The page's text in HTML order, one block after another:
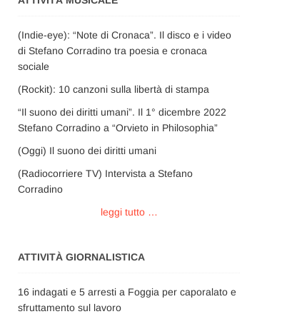
(Indie-eye): “Note di Cronaca”. Il disco e i video
di Stefano Corradino tra poesia e cronaca
sociale
(Rockit): 10 canzoni sulla libertà di stampa
“Il suono dei diritti umani”. Il 1° dicembre 2022
Stefano Corradino a “Orvieto in Philosophia”
(Oggi) Il suono dei diritti umani
(Radiocorriere TV) Intervista a Stefano
Corradino
leggi tutto …
ATTIVITÀ GIORNALISTICA
16 indagati e 5 arresti a Foggia per caporalato e
sfruttamento sul lavoro